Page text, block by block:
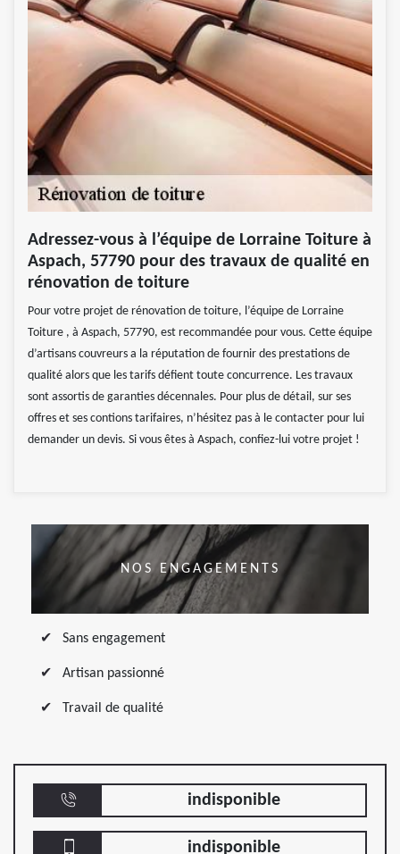
Adressez-vous à l’équipe de Lorraine Toiture à
Aspach, 57790 pour des travaux de qualité en
rénovation de toiture
Pour votre projet de rénovation de toiture, l’équipe de Lorraine
Toiture , à Aspach, 57790, est recommandée pour vous. Cette équipe
d’artisans couvreurs a la réputation de fournir des prestations de
qualité alors que les tarifs défient toute concurrence. Les travaux
sont assortis de garanties décennales. Pour plus de détail, sur ses
offres et ses contions tarifaires, n’hésitez pas à le contacter pour lui
demander un devis. Si vous êtes à Aspach, confiez-lui votre projet !
NOS ENGAGEMENTS
Sans engagement
Artisan passionné
Travail de qualité
indisponible
indisponible